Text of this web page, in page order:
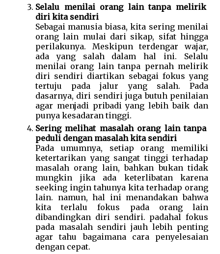
Selalu menilai orang lain tanpa melirik
diri kita sendiri
Sebagai manusia biasa, kita sering menilai
orang lain mulai dari sikap, sifat hingga
perilakunya. Meskipun terdengar wajar,
ada yang salah dalam hal ini. Selalu
menilai orang lain tanpa pernah melirik
diri sendiri diartikan sebagai fokus yang
tertuju pada jalur yang salah. Pada
dasarnya, diri sendiri juga butuh penilaian
agar menjadi pribadi yang lebih baik dan
punya kesadaran tinggi.
Sering melihat masalah orang lain tanpa
peduli dengan masalah kita sendiri
Pada umumnya, setiap orang memiliki
ketertarikan yang sangat tinggi terhadap
masalah orang lain, bahkan bukan tidak
mungkin jika ada keterlibatan karena
seeking ingin tahunya kita terhadap orang
lain. namun, hal ini menandakan bahwa
kita terlalu fokus pada orang lain
dibandingkan diri sendiri. padahal fokus
pada masalah sendiri jauh lebih penting
agar tahu bagaimana cara penyelesaian
dengan cepat.